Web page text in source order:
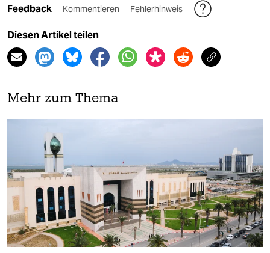
Feedback Kommentieren Fehlerhinweis
Diesen Artikel teilen
Mehr zum Thema